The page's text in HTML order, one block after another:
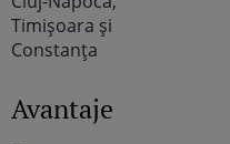
Avantaje